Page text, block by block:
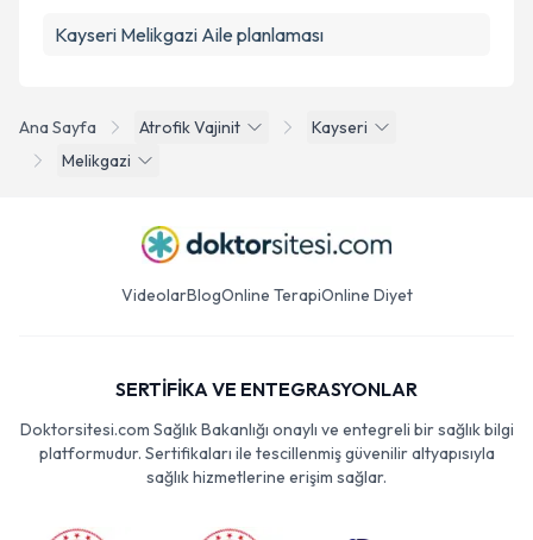
Ana Sayfa Atrofik Vajinit
Kayseri
Melikgazi
Kayseri Melikgazi Aile planlaması
VideolarBlogOnline TerapiOnline Diyet
SERTİFİKA VE ENTEGRASYONLAR
Doktorsitesi.com Sağlık Bakanlığı onaylı ve entegreli bir sağlık bilgi
platformudur. Sertifikaları ile tescillenmiş güvenilir altyapısıyla
sağlık hizmetlerine erişim sağlar.